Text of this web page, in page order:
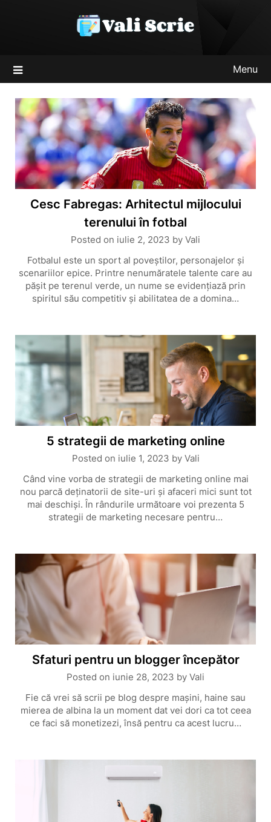
Menu
Cesc Fabregas: Arhitectul mijlocului
terenului în fotbal
Posted on iulie 2, 2023 by Vali
Fotbalul este un sport al poveștilor, personajelor și
scenariilor epice. Printre nenumăratele talente care au
pășit pe terenul verde, un nume se evidențiază prin
spiritul său competitiv și abilitatea de a domina…
5 strategii de marketing online
Posted on iulie 1, 2023 by Vali
Când vine vorba de strategii de marketing online mai
nou parcă deţinatorii de site-uri şi afaceri mici sunt tot
mai deschişi. În rândurile următoare voi prezenta 5
strategii de marketing necesare pentru…
Sfaturi pentru un blogger începător
Posted on iunie 28, 2023 by Vali
Fie că vrei să scrii pe blog despre maşini, haine sau
mierea de albina la un moment dat vei dori ca tot ceea
ce faci să monetizezi, însă pentru ca acest lucru…